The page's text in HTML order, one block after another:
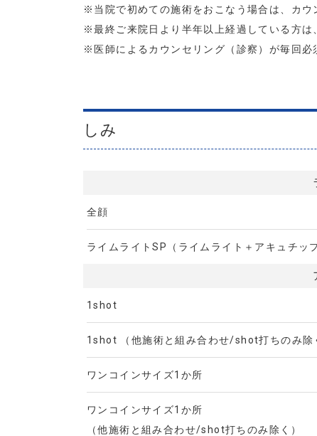
※当院で初めての施術をおこなう場合は、カウ
※最終ご来院日より半年以上経過している方は
※医師によるカウンセリング（診察）が毎回必
しみ
全顔
ライムライトSP（ライムライト＋アキュチップ
1shot
1shot （他施術と組み合わせ/shot打ちのみ除
ワンコインサイズ1か所
ワンコインサイズ1か所
（他施術と組み合わせ/shot打ちのみ除く）